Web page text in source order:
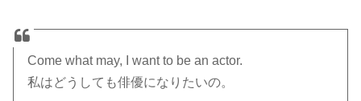
Come what may, I want to be an actor.
私はどうしても俳優になりたいの。